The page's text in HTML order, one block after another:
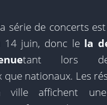
série de concerts
juin, donc le la
tant lors de
nationaux. Les
affichent une